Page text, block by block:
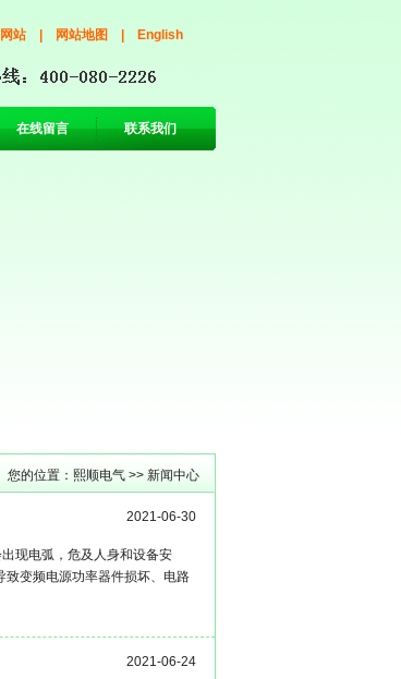
站| 网站地图 English
在线留言 联系我们
您的位置： 熙顺电气>> 新闻中心
2021-06-30
现电弧，危及人身和设备安
变频电源功率器件损坏、电路
2021-06-24